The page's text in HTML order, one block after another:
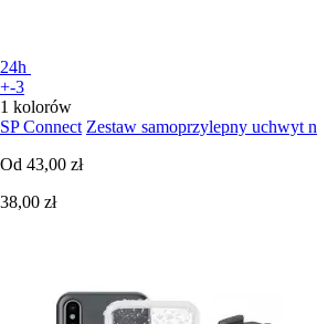
24h
+-3
1 kolorów
SP Connect Zestaw samoprzylepny uchwyt
Od 43,00 zł
38,00 zł